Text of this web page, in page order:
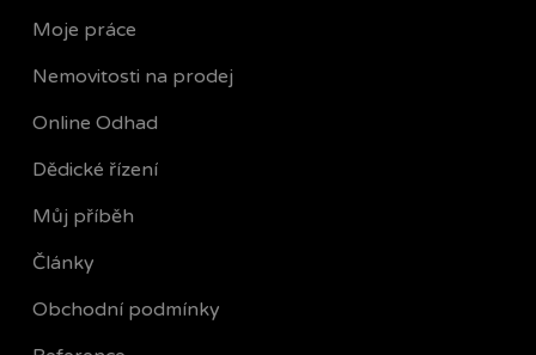
Moje práce
Nemovitosti na prodej
Online Odhad
Dědické řízení
Můj příběh
Články
Obchodní podmínky